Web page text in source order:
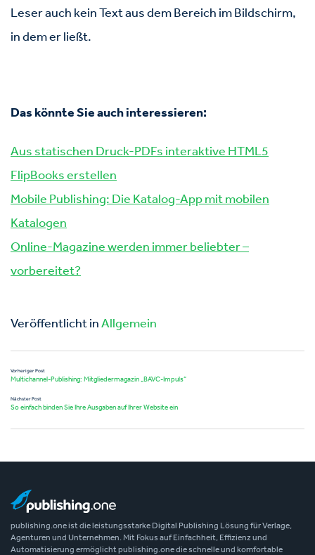
Leser auch kein Text aus dem Bereich im Bildschirm,
in dem er ließt.
Das könnte Sie auch interessieren:
Aus statischen Druck-PDFs interaktive HTML5
FlipBooks erstellen
Mobile Publishing: Die Katalog-App mit mobilen
Katalogen
Online-Magazine werden immer beliebter –
vorbereitet?
Veröffentlicht inAllgemein
Vorheriger Post
Multichannel-Publishing: Mitgliedermagazin „BAVC-Impuls“
Nächster Post
So einfach binden Sie Ihre Ausgaben auf Ihrer Website ein
publishing.one ist die leistungsstarke Digital Publishing Lösung für Verlage,
Agenturen und Unternehmen. Mit Fokus auf Einfachheit, Effizienz und
Automatisierung ermöglicht publishing.one die schnelle und komfortable